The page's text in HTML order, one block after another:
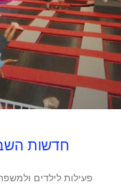
חדשות
פעילות לילדים